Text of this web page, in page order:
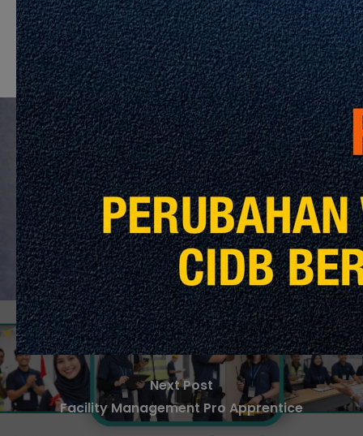
Previous Post
Konvensyen Kontraktor 2026
Next Post
Facility Management Pro Apprentice